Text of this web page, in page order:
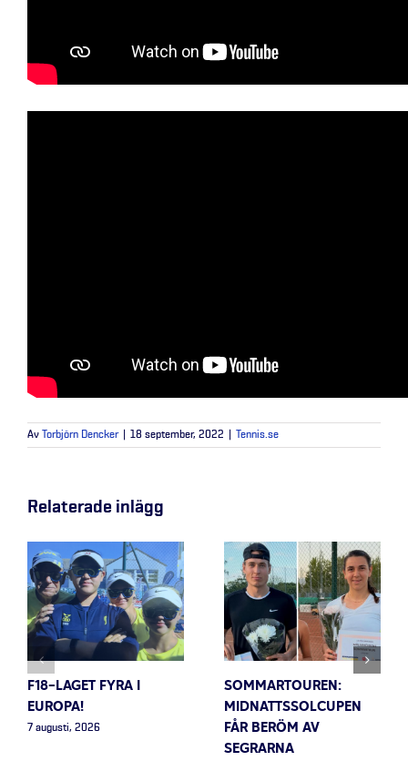
Av Torbjörn Dencker 18 september, 2022 Tennis.se
Relaterade inlägg
F18-LAGET FYRA I
EUROPA!
7 augusti, 2026
SOMMARTOUREN:
MIDNATTSSOLCUPEN
FÅR BERÖM AV
SEGRARNA